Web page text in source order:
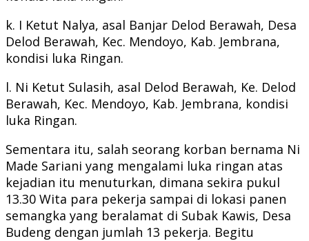
k. I Ketut Nalya, asal Banjar Delod Berawah, Desa
Delod Berawah, Kec. Mendoyo, Kab. Jembrana,
kondisi luka Ringan.
l. Ni Ketut Sulasih, asal Delod Berawah, Ke. Delod
Berawah, Kec. Mendoyo, Kab. Jembrana, kondisi
luka Ringan.
Sementara itu, salah seorang korban bernama Ni
Made Sariani yang mengalami luka ringan atas
kejadian itu menuturkan, dimana sekira pukul
13.30 Wita para pekerja sampai di lokasi panen
semangka yang beralamat di Subak Kawis, Desa
Budeng dengan jumlah 13 pekerja. Begitu